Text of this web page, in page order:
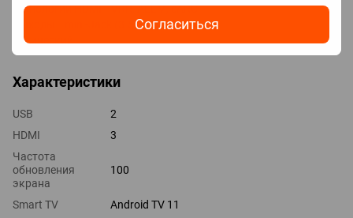
Согласиться
Технологии HDMI VRR, ALLM, eARC
Выходы mini-Jack (3.5 мм) наушники
оптический
Характеристики
USB
2
HDMI
3
Частота
обновления
экрана
100
Smart TV
Android TV 11